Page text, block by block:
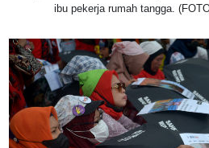
ibu pekerja rumah tangga.